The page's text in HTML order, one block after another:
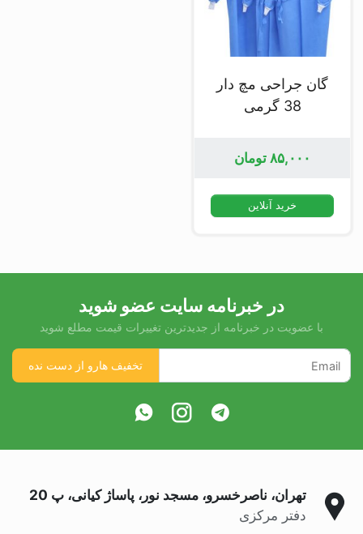
گان جراحی مچ دار
38 گرمی
۸۵,۰۰۰ تومان
خرید آنلاین
در خبرنامه سایت عضو شوید
با عضویت در خبرنامه از جدیدترین تغییرات قیمت مطلع شوید
تهران، ناصرخسرو، مسجد نور، پاساژ کیانی، پ 20
دفتر مرکزی